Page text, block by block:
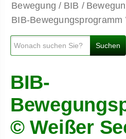
Bewegung
BIB
BIB-Bewegungsprogramm
BIB-
© Weißer